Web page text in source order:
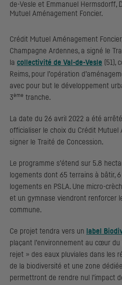
de-Vesle et Emmanuel Hermsdorff,
Mutuel Aménagement Foncier.
Crédit Mutuel Aménagement
Champagne Ardennes, a signé le
la collectivité de Val-de-Vesle (51),
Reims, pour l’opération
avec pour but le développement
3ème tranche.
La date du 26 avril 2022 a été
officialiser le choix du Crédit Mutuel
signer le Traité de Concession.
Le programme s’étend sur 5.8
logements dont 65 terrains à bâtir,
logements en PSLA. Une micro-
et un gymnase viendront renforcer
commune.
Ce projet tendra vers un label
plaçant l’environnement au cœur
rejet » des eaux pluviales dans les
de la biodiversité et une zone
permettront de rendre nul l’impact